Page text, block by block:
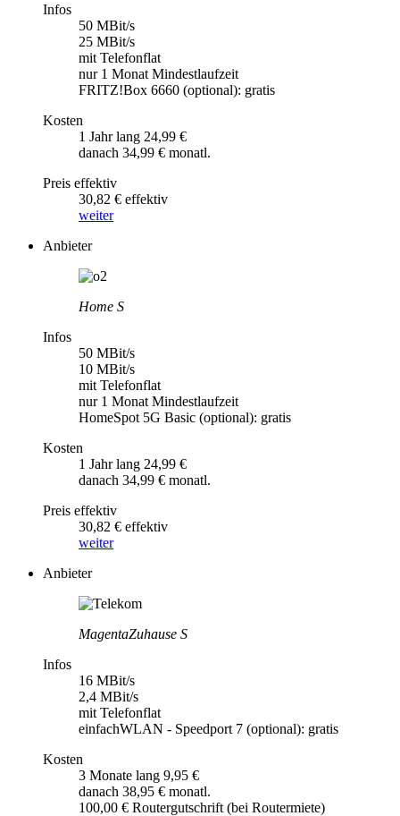
Infos
50 MBit/s
25 MBit/s
mit Telefonflat
nur 1 Monat Mindestlaufzeit
FRITZ!Box 6660 (optional): gratis
Kosten
1 Jahr lang 24,99 €
danach 34,99 € monatl.
Preis effektiv
30,82 € effektiv
weiter
Anbieter
Home S
Infos
50 MBit/s
10 MBit/s
mit Telefonflat
nur 1 Monat Mindestlaufzeit
HomeSpot 5G Basic (optional): gratis
Kosten
1 Jahr lang 24,99 €
danach 34,99 € monatl.
Preis effektiv
30,82 € effektiv
weiter
Anbieter
MagentaZuhause S
Infos
16 MBit/s
2,4 MBit/s
mit Telefonflat
einfachWLAN - Speedport 7 (optional): gratis
Kosten
3 Monate lang 9,95 €
danach 38,95 € monatl.
100,00 € Routergutschrift (bei Routermiete)